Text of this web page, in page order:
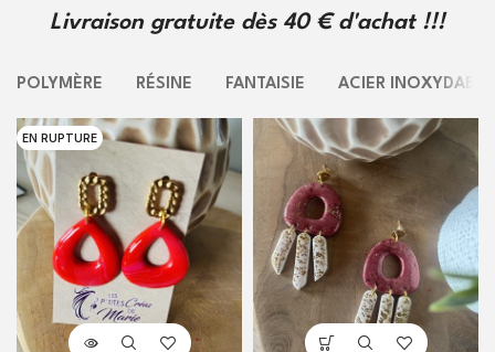
Livraison gratuite dès 40 € d'achat !!!
POLYMÈRE RÉSINE FANTAISIE ACIER INOXYDABLE
EN RUPTURE